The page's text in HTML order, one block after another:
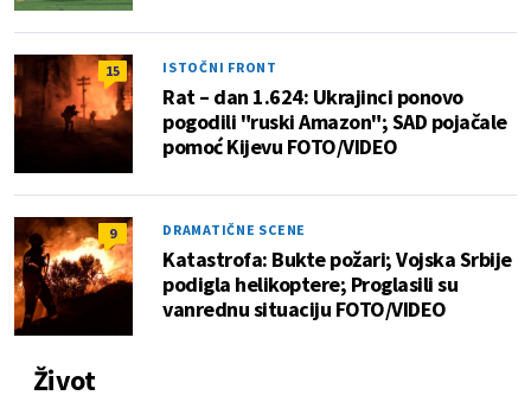
15 ISTOČNI FRONT
Rat – dan 1.624: Ukrajinci ponovo
pogodili "ruski Amazon"; SAD pojačale
pomoć Kijevu FOTO/VIDEO
9 DRAMATIČNE SCENE
Katastrofa: Bukte požari; Vojska Srbije
podigla helikoptere; Proglasili su
vanrednu situaciju FOTO/VIDEO
Život